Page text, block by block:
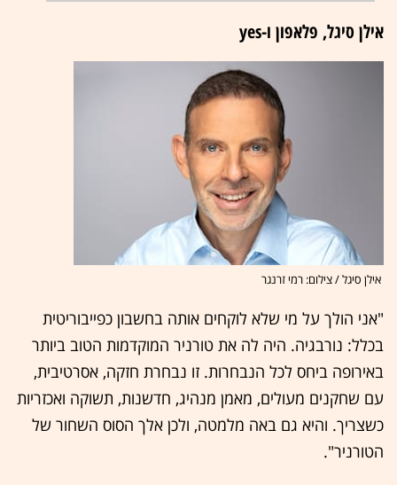
אילן סיגל, פלאפון ו-yes
אילן סיגל / צילום: רמי זרנגר
"אני הולך על מי שלא לוקחים אותה בחשבון כפייבוריטית
בכלל: נורבגיה. היה לה את טורניר המוקדמות הטוב ביותר
באירופה ביחס לכל הנבחרות. זו נבחרת חזקה, אסרטיבית,
עם שחקנים מעולים, מאמן מנהיג, חדשנות, תשוקה ואכזריות
כשצריך. והיא גם באה מלמטה, ולכן אלך הסוס השחור של
הטורניר".